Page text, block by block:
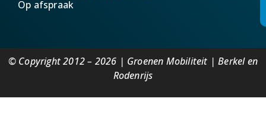
Op afspraak
© Copyright 2012 – 2026 | Groenen Mobiliteit | Berkel en
Rodenrijs